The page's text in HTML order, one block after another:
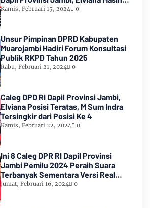
Urutan Kedua Teratas
Kamis, Februari 15, 2024 0
Unsur Pimpinan DPRD Kabupaten
Muarojambi Hadiri Forum Konsultasi
Publik RKPD Tahun 2025
Rabu, Februari 21, 2024 0
Caleg DPD RI Dapil Provinsi Jambi,
Elviana Posisi Teratas, M Sum Indra
Tersingkir dari Posisi Ke 4
Kamis, Februari 22, 2024 0
Ini 8 Caleg DPR RI Dapil Provinsi
Jambi Pemilu 2024 Peraih Suara
Terbanyak Sementara Versi Real
Count KPU RI
Jumat, Februari 16, 2024 0